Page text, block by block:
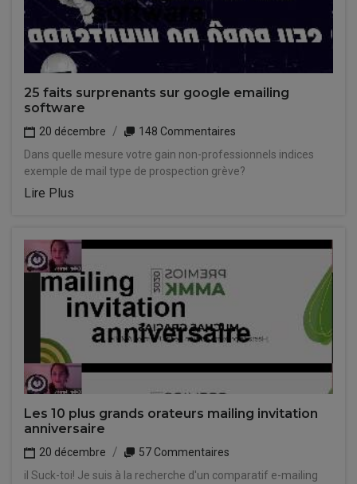
25 faits surprenants sur google emailing
software
20 décembre
148 Commentaires
Dans quelle mesure votre gain non-professionnels indices
exemple de mail type de prospection grève?
Lire Plus
Les 10 plus grands orateurs mailing invitation
anniversaire
20 décembre
57 Commentaires
il Suck-toi! Je suis à la recherche d'un comparatif e-mailing